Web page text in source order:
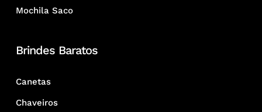
Mochila Saco
Brindes Baratos
Canetas
Chaveiros